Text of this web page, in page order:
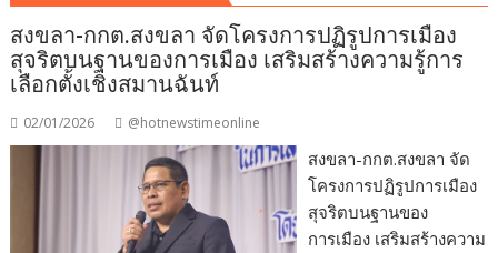
สงขลา-กกต.สงขลา จัดโครงการปฏิรูปการเมือง
สุจริตบนฐานของการเมือง เสริมสร้างความรู้การ
เลือกตั้งเชิงสมานฉันท์
02/01/2026 @hotnewstimeonline
สงขลา-กกต.สงขลา จัด
โครงการปฏิรูปการเมือง
สุจริตบนฐานของ
การเมือง เสริมสร้างความ